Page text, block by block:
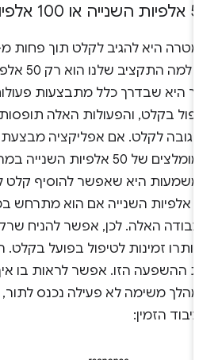
אז למה התקציב
היא שבדרך כלל מתבצעות פעולות
בקלט, והפעולות האלה תופסות
לקלט. אם אפליקציה מבצעת
המומלצים של 50 אלפיות
היא שאפשר להוסיף קלט
50 אלפיות השנייה אם הוא מתרחש
זמינות לטיפול בפועל בקלט.
ההשפעה הזו. אפשר לראות בו איך
משימה לא פעילה נכנס לתור,
הזמין: